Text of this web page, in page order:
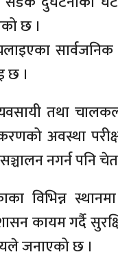
छ ।
छ ।
तथा
अवस्था
नगर्न पनि
विभिन्न
गर्दै सुरक्षित
जनाएको छ ।